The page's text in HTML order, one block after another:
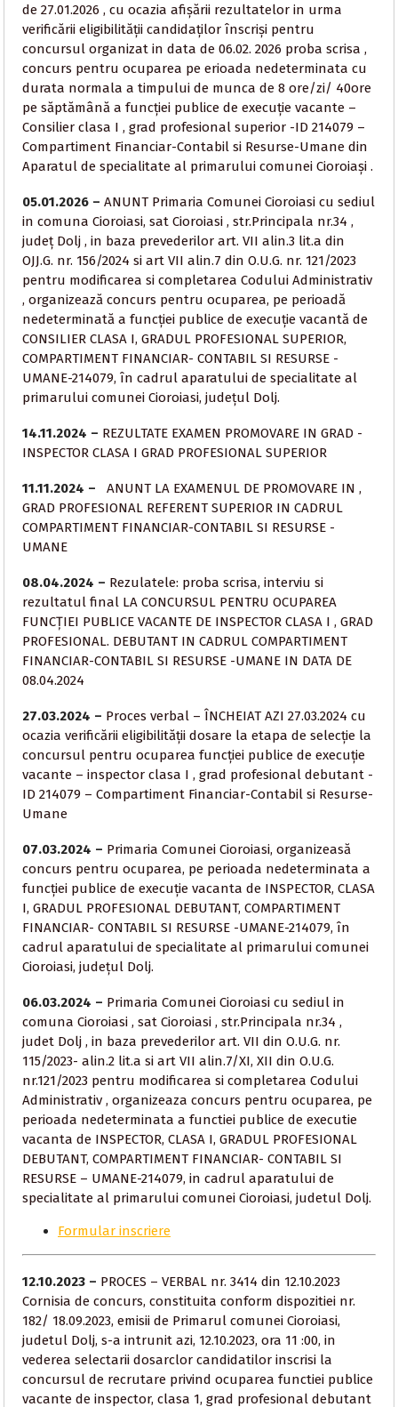
de 27.01.2026 , cu ocazia afișării rezultatelor in urma
verificării eligibilității candidaților înscriși pentru
concursul organizat in data de 06.02. 2026 proba scrisa ,
concurs pentru ocuparea pe erioada nedeterminata cu
durata normala a timpului de munca de 8 ore/zi/ 40ore
pe săptămână a funcției publice de execuție vacante –
Consilier clasa I , grad profesional superior -ID 214079 –
Compartiment Financiar-Contabil si Resurse-Umane din
Aparatul de specialitate al primarului comunei Cioroiași .
05.01.2026 – ANUNT Primaria Comunei Cioroiasi cu sediul
in comuna Cioroiasi, sat Cioroiasi , str.Principala nr.34 ,
județ Dolj , in baza prevederilor art. VII alin.3 lit.a din
OJJ.G. nr. 156/2024 si art VII alin.7 din O.U.G. nr. 121/2023
pentru modificarea si completarea Codului Administrativ
, organizează concurs pentru ocuparea, pe perioadă
nedeterminată a funcției publice de execuție vacantă de
CONSILIER CLASA I, GRADUL PROFESIONAL SUPERIOR,
COMPARTIMENT FINANCIAR- CONTABIL SI RESURSE -
UMANE-214079, în cadrul aparatului de specialitate al
primarului comunei Cioroiasi, județul Dolj.
14.11.2024 – REZULTATE EXAMEN PROMOVARE IN GRAD -
INSPECTOR CLASA I GRAD PROFESIONAL SUPERIOR
11.11.2024 –
ANUNT LA EXAMENUL DE PROMOVARE IN ,
GRAD PROFESIONAL REFERENT SUPERIOR IN CADRUL
COMPARTIMENT FINANCIAR-CONTABIL SI RESURSE -
UMANE
08.04.2024 – Rezulatele: proba scrisa, interviu si
rezultatul final LA CONCURSUL PENTRU OCUPAREA
FUNCȚIEI PUBLICE VACANTE DE INSPECTOR CLASA I , GRAD
PROFESIONAL. DEBUTANT IN CADRUL COMPARTIMENT
FINANCIAR-CONTABIL SI RESURSE -UMANE IN DATA DE
08.04.2024
27.03.2024 – Proces verbal – ÎNCHEIAT AZI 27.03.2024 cu
ocazia verificării eligibilității dosare la etapa de selecție la
concursul pentru ocuparea funcției publice de execuție
vacante – inspector clasa I , grad profesional debutant -
ID 214079 – Compartiment Financiar-Contabil si Resurse-
Umane
07.03.2024 – Primaria Comunei Cioroiasi, organizeasă
concurs pentru ocuparea, pe perioada nedeterminata a
funcției publice de execuție vacanta de INSPECTOR, CLASA
I, GRADUL PROFESIONAL DEBUTANT, COMPARTIMENT
FINANCIAR- CONTABIL SI RESURSE -UMANE-214079, în
cadrul aparatului de specialitate al primarului comunei
Cioroiasi, județul Dolj.
06.03.2024 – Primaria Comunei Cioroiasi cu sediul in
comuna Cioroiasi , sat Cioroiasi , str.Principala nr.34 ,
judet Dolj , in baza prevederilor art. VII din O.U.G. nr.
115/2023- alin.2 lit.a si art VII alin.7/XI, XII din O.U.G.
nr.121/2023 pentru modificarea si completarea Codului
Administrativ , organizeaza concurs pentru ocuparea, pe
perioada nedeterminata a functiei publice de executie
vacanta de INSPECTOR, CLASA I, GRADUL PROFESIONAL
DEBUTANT, COMPARTIMENT FINANCIAR- CONTABIL SI
RESURSE – UMANE-214079, in cadrul aparatului de
specialitate al primarului comunei Cioroiasi, judetul Dolj.
Formular inscriere
12.10.2023 – PROCES – VERBAL nr. 3414 din 12.10.2023
Cornisia de concurs, constituita conform dispozitiei nr.
182/ 18.09.2023, emisii de Primarul comunei Cioroiasi,
judetul Dolj, s-a intrunit azi, 12.10.2023, ora 11 :00, in
vederea selectarii dosarclor candidatilor inscrisi la
concursul de recrutare privind ocuparea functiei publice
vacante de inspector, clasa 1, grad profesional debutant